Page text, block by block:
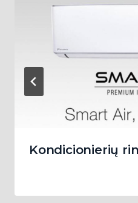
Kondicionierių